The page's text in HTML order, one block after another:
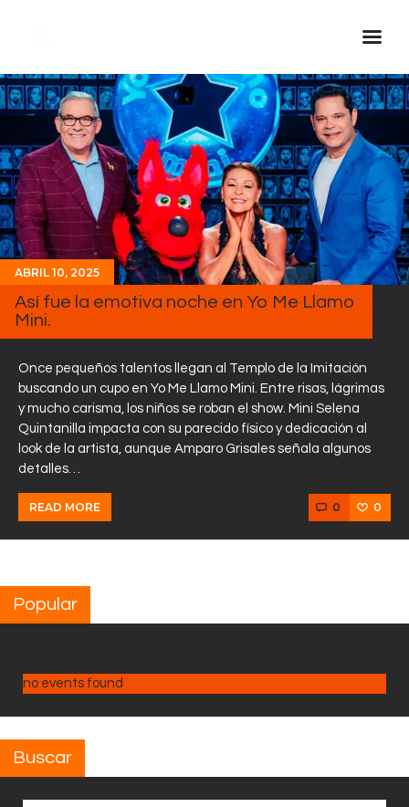
Inicio Real FM
Streaming
En Vivo
Descarga La APP
Programas
Noticias
Equipo
Contactos
ABRIL 10, 2025
Así fue la emotiva noche en Yo Me Llamo
Mini.
Once pequeños talentos llegan al Templo de la Imitación
buscando un cupo en Yo Me Llamo Mini. Entre risas, lágrimas
y mucho carisma, los niños se roban el show. Mini Selena
Quintanilla impacta con su parecido físico y dedicación al
look de la artista, aunque Amparo Grisales señala algunos
detalles…
READ MORE 0 0
Popular
no events found
Buscar